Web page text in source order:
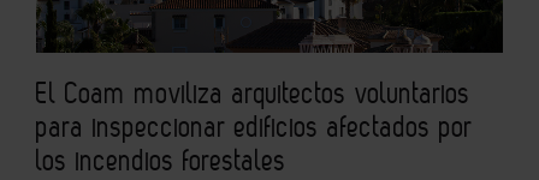
El Coam moviliza arquitectos voluntarios
para inspeccionar edificios afectados por
los incendios forestales